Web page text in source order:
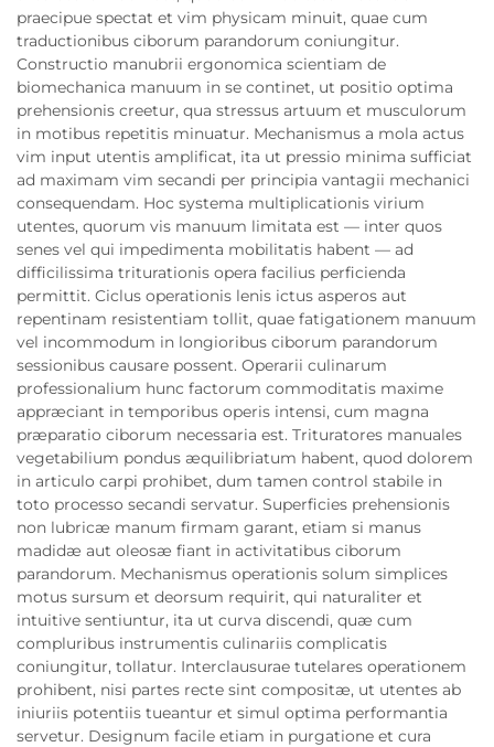
praecipue spectat et vim physicam minuit, quae cum
traductionibus ciborum parandorum coniungitur.
Constructio manubrii ergonomica scientiam de
biomechanica manuum in se continet, ut positio optima
prehensionis creetur, qua stressus artuum et musculorum
in motibus repetitis minuatur. Mechanismus a mola actus
vim input utentis amplificat, ita ut pressio minima sufficiat
ad maximam vim secandi per principia vantagii mechanici
consequendam. Hoc systema multiplicationis virium
utentes, quorum vis manuum limitata est — inter quos
senes vel qui impedimenta mobilitatis habent — ad
difficilissima triturationis opera facilius perficienda
permittit. Ciclus operationis lenis ictus asperos aut
repentinam resistentiam tollit, quae fatigationem manuum
vel incommodum in longioribus ciborum parandorum
sessionibus causare possent. Operarii culinarum
professionalium hunc factorum commoditatis maxime
appræciant in temporibus operis intensi, cum magna
præparatio ciborum necessaria est. Trituratores manuales
vegetabilium pondus æquilibriatum habent, quod dolorem
in articulo carpi prohibet, dum tamen control stabile in
toto processo secandi servatur. Superficies prehensionis
non lubricæ manum firmam garant, etiam si manus
madidæ aut oleosæ fiant in activitatibus ciborum
parandorum. Mechanismus operationis solum simplices
motus sursum et deorsum requirit, qui naturaliter et
intuitive sentiuntur, ita ut curva discendi, quæ cum
compluribus instrumentis culinariis complicatis
coniungitur, tollatur. Interclausurae tutelares operationem
prohibent, nisi partes recte sint compositæ, ut utentes ab
iniuriis potentiis tueantur et simul optima performantia
servetur. Designum facile etiam in purgatione et cura